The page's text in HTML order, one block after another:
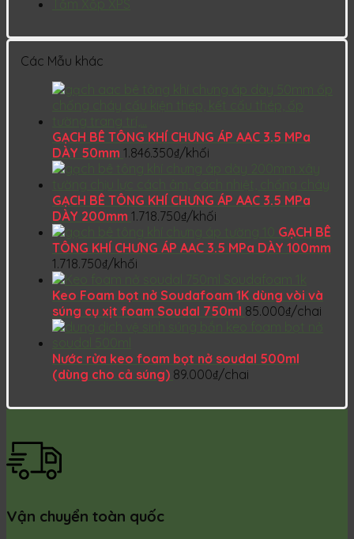
Các Mẫu khác
GẠCH BÊ TÔNG KHÍ CHƯNG ÁP AAC 3.5 MPa
DÀY 50mm 1.846.350₫/khối
GẠCH BÊ TÔNG KHÍ CHƯNG ÁP AAC 3.5 MPa
DÀY 200mm 1.718.750₫/khối
GẠCH BÊ
TÔNG KHÍ CHƯNG ÁP AAC 3.5 MPa DÀY 100mm
1.718.750₫/khối
Keo Foam bọt nở Soudafoam 1K dùng vòi và
súng cụ xịt foam Soudal 750ml 85.000₫/chai
Nước rửa keo foam bọt nở soudal 500ml
(dùng cho cả súng) 89.000₫/chai
Vận chuyển toàn quốc